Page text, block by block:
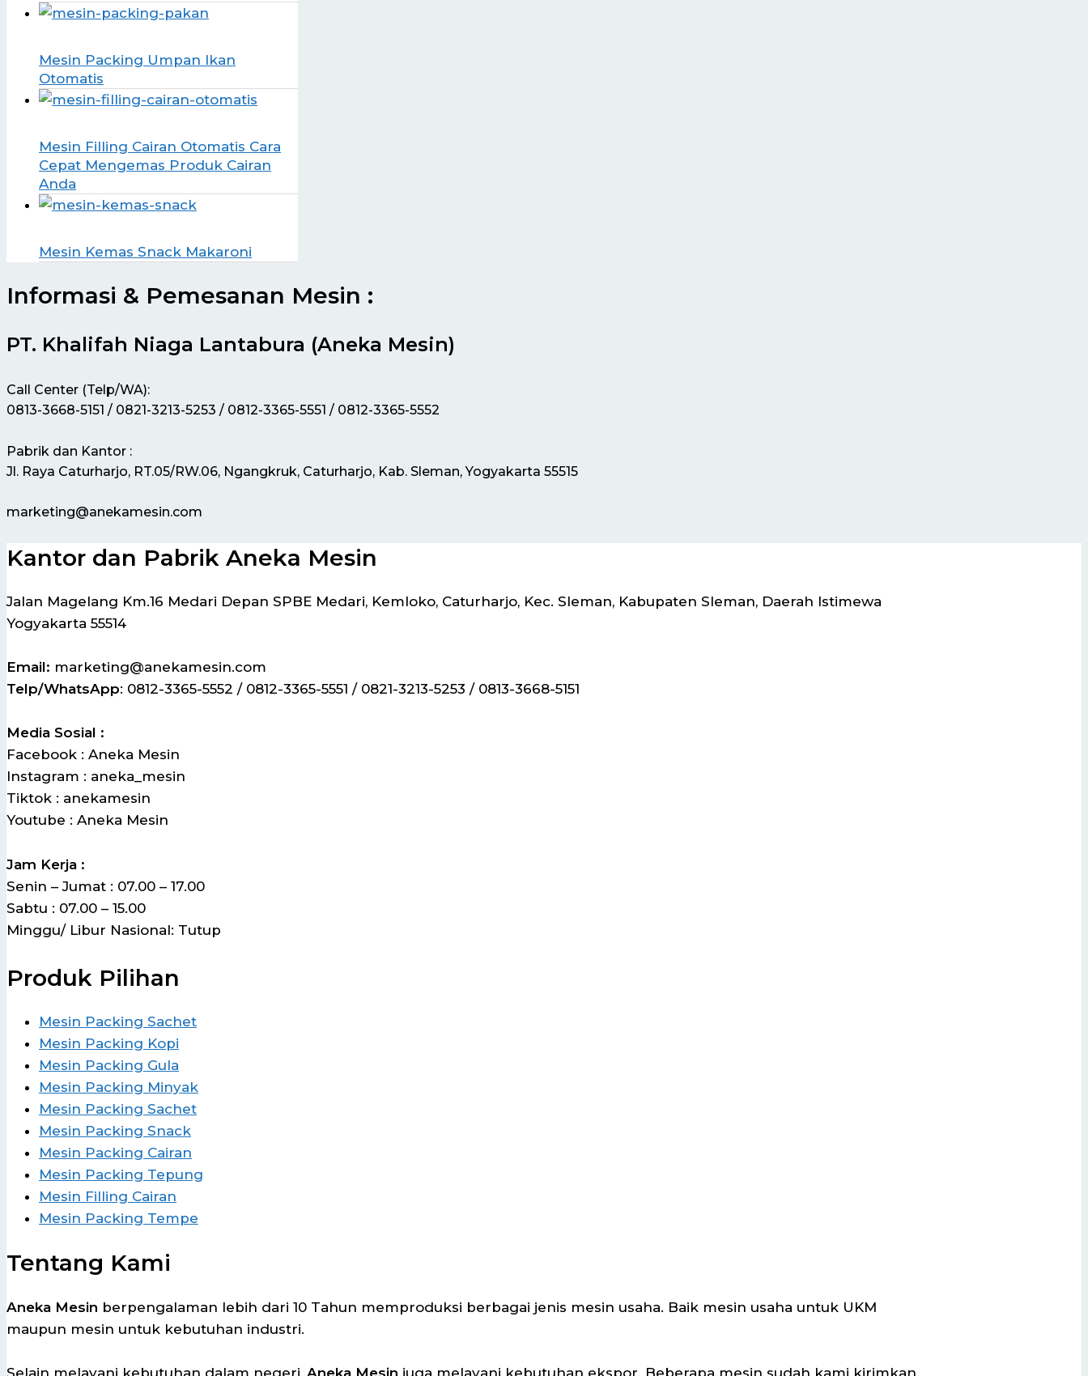
Mesin Packing Umpan Ikan
Otomatis
Mesin Filling Cairan Otomatis Cara
Cepat Mengemas Produk Cairan
Anda
Mesin Kemas Snack Makaroni
Informasi & Pemesanan Mesin :
PT. Khalifah Niaga Lantabura (Aneka Mesin)
Call Center (Telp/WA):
0813-3668-5151 / 0821-3213-5253 / 0812-3365-5551 / 0812-3365-5552
Pabrik dan Kantor :
Jl. Raya Caturharjo, RT.05/RW.06, Ngangkruk, Caturharjo, Kab. Sleman, Yogyakarta 55515
marketing@anekamesin.com
Kantor dan Pabrik Aneka Mesin
Jalan Magelang Km.16 Medari Depan SPBE Medari, Kemloko, Caturharjo, Kec. Sleman, Kabupaten Sleman, Daerah Istimewa
Yogyakarta 55514
Email: marketing@anekamesin.com
Telp/WhatsApp: 0812-3365-5552 / 0812-3365-5551 / 0821-3213-5253 / 0813-3668-5151
Media Sosial :
Facebook : Aneka Mesin
Instagram : aneka_mesin
Tiktok : anekamesin
Youtube : Aneka Mesin
Jam Kerja :
Senin – Jumat : 07.00 – 17.00
Sabtu : 07.00 – 15.00
Minggu/ Libur Nasional: Tutup
Produk Pilihan
Mesin Packing Sachet
Mesin Packing Kopi
Mesin Packing Gula
Mesin Packing Minyak
Mesin Packing Sachet
Mesin Packing Snack
Mesin Packing Cairan
Mesin Packing Tepung
Mesin Filling Cairan
Mesin Packing Tempe
Tentang Kami
Aneka Mesin berpengalaman lebih dari 10 Tahun memproduksi berbagai jenis mesin usaha. Baik mesin usaha untuk UKM
maupun mesin untuk kebutuhan industri.
Selain melayani kebutuhan dalam negeri, Aneka Mesin juga melayani kebutuhan ekspor. Beberapa mesin sudah kami kirimkan